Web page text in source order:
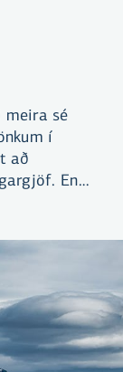
sé
í
að
En